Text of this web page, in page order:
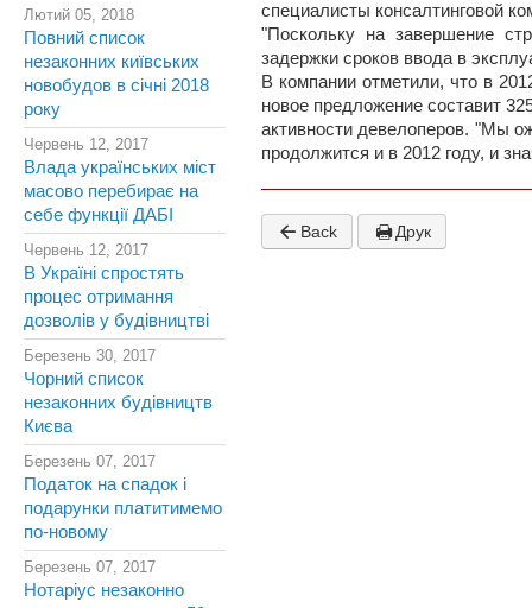
Лютий 05, 2018
Повний список
незаконних київських
новобудов в січні 2018
року
Червень 12, 2017
Влада українських міст
масово перебирає на
себе функції ДАБІ
Червень 12, 2017
В Україні спростять
процес отримання
дозволів у будівництві
Березень 30, 2017
Чорний список
незаконних будівництв
Києва
Березень 07, 2017
Податок на спадок і
подарунки платитимемо
по-новому
Березень 07, 2017
Нотаріус незаконно
специалисты консалтинговой
"Поскольку на завершение
задержки сроков ввода в
В компании отметили, что в
новое предложение составит
активности девелоперов. "Мы
продолжится и в 2012 году, и
Back Друк